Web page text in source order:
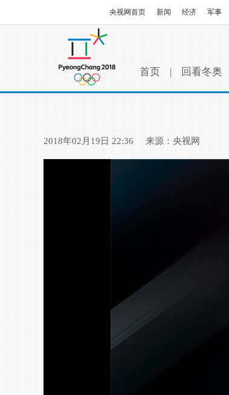
央视网首页 新闻 经济 军事
首页 | 回看冬奥
2018年02月19日 22:36 来源：央视网